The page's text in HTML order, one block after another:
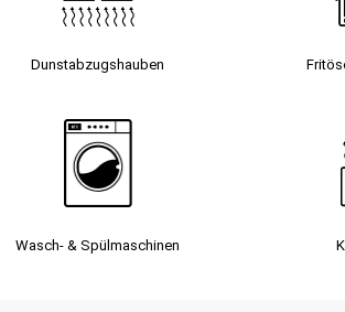
Dunst­abzugs­hauben
Wasch- & Spülmaschinen